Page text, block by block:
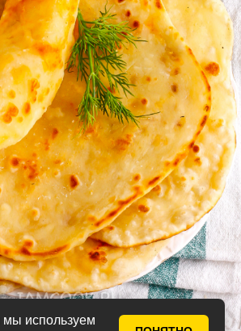
мы используем